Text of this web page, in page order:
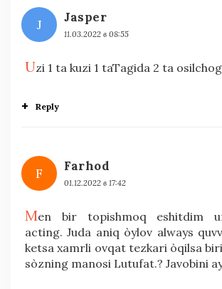
J Jasper
11.03.2022 в 08:55
Uzi 1 ta kuzi 1 taTagida 2 ta
Reply
F Farhod
01.12.2022 в 17:42
Men bir topishmoq eshitdim
acting. Juda aniq òylov always
ketsa xamrli ovqat tezkari òqilsa
sòzning manosi Lutufat.? Javobini